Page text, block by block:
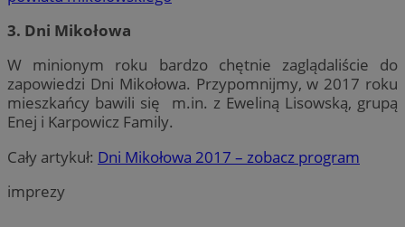
3. Dni Mikołowa
W minionym roku bardzo chętnie zaglądaliście do
zapowiedzi Dni Mikołowa. Przypomnijmy, w 2017 roku
mieszkańcy bawili się m.in. z Eweliną Lisowską, grupą
Enej i Karpowicz Family.
Cały artykuł: Dni Mikołowa 2017 – zobacz program
imprezy